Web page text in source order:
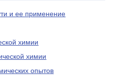
и ее применение
химии
химии
опытов